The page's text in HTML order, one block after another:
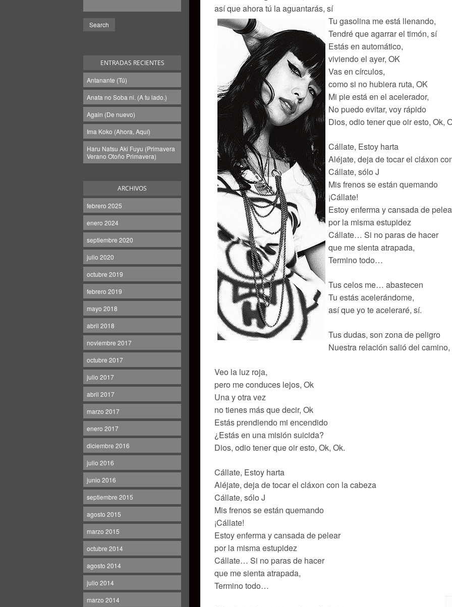
ENTRADAS RECIENTES
Antanante (Tú)
Anata no Soba ni. (A tu lado.)
Again (De nuevo)
Ima Koko (Ahora, Aquí)
Haru Natsu Aki Fuyu (Primavera
Verano Otoño Primavera)
ARCHIVOS
febrero 2025
enero 2024
septiembre 2020
julio 2020
octubre 2019
febrero 2019
mayo 2018
abril 2018
noviembre 2017
octubre 2017
julio 2017
abril 2017
marzo 2017
enero 2017
diciembre 2016
julio 2016
junio 2016
septiembre 2015
agosto 2015
marzo 2015
octubre 2014
agosto 2014
julio 2014
marzo 2014
así que ahora tú la aguantarás, sí
Tu gasolina me está llenando,
Tendré que agarrar el timón, sí
Estás en automático,
viviendo el ayer, OK
Vas en círculos,
como si no hubiera ruta, OK
Mi pie está en el acelerador,
No puedo evitar, voy rápido
Dios, odio tener que oir esto, Ok,
Cállate, Estoy harta
Aléjate, deja de tocar el cláxon
Cállate, sólo J
Mis frenos se están quemando
¡Cállate!
Estoy enferma y cansada de
por la misma estupidez
Cállate… Si no paras de hacer
que me sienta atrapada,
Termino todo…
Tus celos me… abastecen
Tu estás acelerándome,
así que yo te aceleraré, sí.
Tus dudas, son zona de peligro
Nuestra relación salió del
Veo la luz roja,
pero me conduces lejos, Ok
Una y otra vez
no tienes más que decir, Ok
Estás prendiendo mi encendido
¿Estás en una misión suicida?
Dios, odio tener que oir esto, Ok, Ok.
Cállate, Estoy harta
Aléjate, deja de tocar el cláxon con la cabeza
Cállate, sólo J
Mis frenos se están quemando
¡Cállate!
Estoy enferma y cansada de pelear
por la misma estupidez
Cállate… Si no paras de hacer
que me sienta atrapada,
Termino todo…